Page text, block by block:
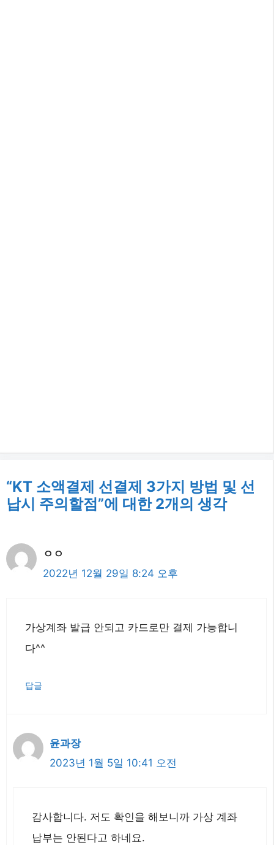
“KT 소액결제 선결제 3가지 방법 및 선
납시 주의할점”에 대한 2개의 생각
ㅇㅇ
2022년 12월 29일 8:24 오후
가상계좌 발급 안되고 카드로만 결제 가능합니
다^^
답글
윤과장
2023년 1월 5일 10:41 오전
감사합니다. 저도 확인을 해보니까 가상 계좌
납부는 안된다고 하네요.